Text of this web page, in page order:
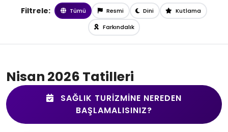
Filtrele: Tümü Resmi Dini Kutlama
Farkındalık
Nisan 2026 Tatilleri
SAĞLIK TURIZMINE NEREDEN
BAŞLAMALISINIZ?